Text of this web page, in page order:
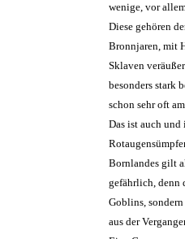
wenige, vor
Diese gehören
Bronnjaren, mit
Sklaven
besonders stark
schon sehr oft
Das ist auch und
Bornlandes gilt
gefährlich, denn
Goblins,
aus der